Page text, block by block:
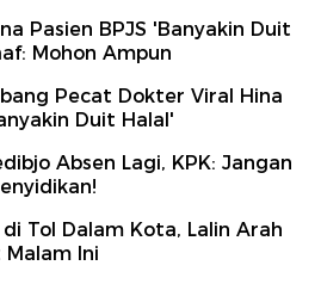
Pasien BPJS 'Banyakin Duit
Mohon Ampun
Pecat Dokter Viral Hina
Duit Halal'
Absen Lagi, KPK: Jangan
Tol Dalam Kota, Lalin Arah
Ini